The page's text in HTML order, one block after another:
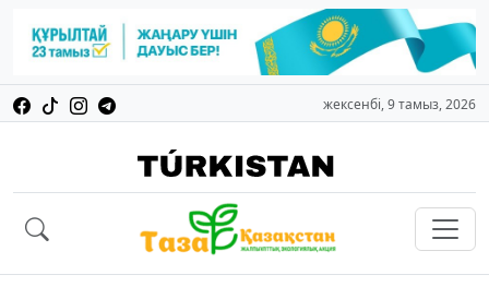
жексенбі, 9 тамыз, 2026